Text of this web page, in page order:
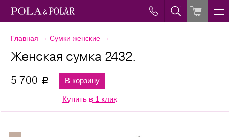
Главная → Сумки женские →
Женская сумка 2432.
5 700 p В корзину
Купить в 1 клик